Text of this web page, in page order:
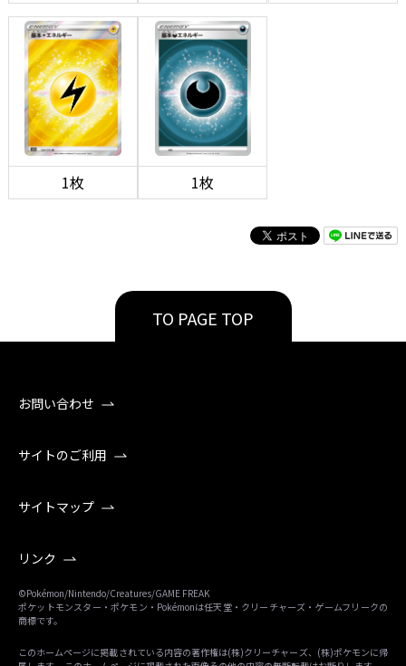
1枚 1枚
TO PAGE TOP
お問い合わせ
サイトのご利用
サイトマップ
リンク
©Pokémon/Nintendo/Creatures/GAME FREAK
ポケットモンスター・ポケモン・Pokémonは任天堂・クリーチャーズ・ゲームフリークの
商標です。
このホームページに掲載されている内容の著作権は(株)クリーチャーズ、(株)ポケモンに帰